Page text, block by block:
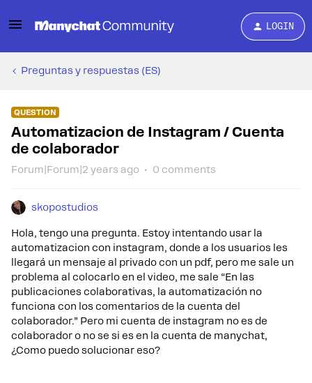
LOGIN
Preguntas y respuestas (ES)
QUESTION
Automatizacion de Instagram / Cuenta
de colaborador
Forum|Forum|2 years ago 0 comments
skopostudios
Hola, tengo una pregunta. Estoy intentando usar la
automatizacion con instagram, donde a los usuarios les
llegará un mensaje al privado con un pdf, pero me sale un
problema al colocarlo en el video, me sale “En las
publicaciones colaborativas, la automatización no
funciona con los comentarios de la cuenta del
colaborador.” Pero mi cuenta de instagram no es de
colaborador o no se si es en la cuenta de manychat,
¿Como puedo solucionar eso?